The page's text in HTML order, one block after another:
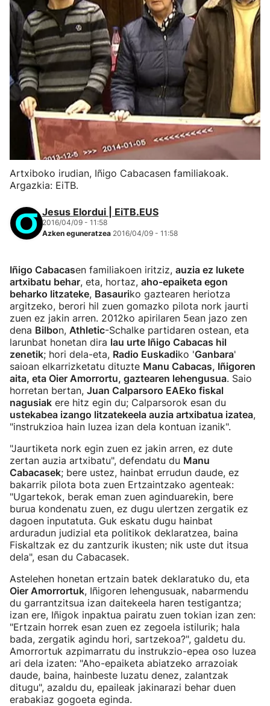
Artxiboko irudian, Iñigo Cabacasen familiakoak.
Argazkia: EiTB.
Jesus Elordui | EiTB.EUS
2016/04/09 - 11:58
Azken eguneratzea 2016/04/09 - 11:58
Iñigo Cabacasen familiakoen iritziz, auzia ez lukete
artxibatu behar, eta, hortaz, aho-epaiketa egon
beharko litzateke, Basauriko gaztearen heriotza
argitzeko, berori hil zuen gomazko pilota nork jaurti
zuen ez jakin arren. 2012ko apirilaren 5ean jazo zen
dena Bilbon, Athletic-Schalke partidaren ostean, eta
larunbat honetan dira lau urte Iñigo Cabacas hil
zenetik; hori dela-eta, Radio Euskadiko 'Ganbara'
saioan elkarrizketatu dituzte Manu Cabacas, Iñigoren
aita, eta Oier Amorrortu, gaztearen lehengusua. Saio
horretan bertan, Juan Calparsoro EAEko fiskal
nagusiak ere hitz egin du; Calparsorok esan du
ustekabea izango litzatekeela auzia artxibatua izatea,
"instrukzioa hain luzea izan dela kontuan izanik".
"Jaurtiketa nork egin zuen ez jakin arren, ez dute
zertan auzia artxibatu", defendatu du Manu
Cabacasek; bere ustez, hainbat errudun daude, ez
bakarrik pilota bota zuen Ertzaintzako agenteak:
"Ugartekok, berak eman zuen aginduarekin, bere
burua kondenatu zuen, ez dugu ulertzen zergatik ez
dagoen inputatuta. Guk eskatu dugu hainbat
arduradun judizial eta politikok deklaratzea, baina
Fiskaltzak ez du zantzurik ikusten; nik uste dut itsua
dela", esan du Cabacasek.
Astelehen honetan ertzain batek deklaratuko du, eta
Oier Amorrortuk, Iñigoren lehengusuak, nabarmendu
du garrantzitsua izan daitekeela haren testigantza;
izan ere, Iñigok inpaktua pairatu zuen tokian izan zen:
"Ertzain horrek esan zuen ez zegoela istilurik; hala
bada, zergatik agindu hori, sartzekoa?", galdetu du.
Amorrortuk azpimarratu du instrukzio-epea oso luzea
ari dela izaten: "Aho-epaiketa abiatzeko arrazoiak
daude, baina, hainbeste luzatu denez, zalantzak
ditugu", azaldu du, epaileak jakinarazi behar duen
erabakiaz gogoeta eginda.